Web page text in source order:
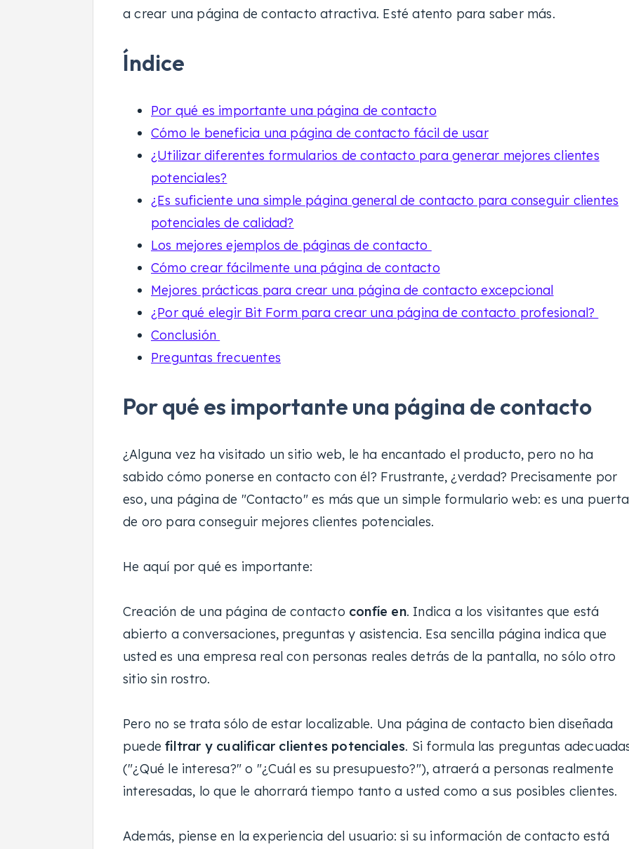
a crear una página de contacto atractiva. Esté atento para saber más.
Índice
Por qué es importante una página de contacto
Cómo le beneficia una página de contacto fácil de usar
¿Utilizar diferentes formularios de contacto para generar mejores clientes
potenciales?
¿Es suficiente una simple página general de contacto para conseguir clientes
potenciales de calidad?
Los mejores ejemplos de páginas de contacto
Cómo crear fácilmente una página de contacto
Mejores prácticas para crear una página de contacto excepcional
¿Por qué elegir Bit Form para crear una página de contacto profesional?
Conclusión
Preguntas frecuentes
Por qué es importante una página de contacto
¿Alguna vez ha visitado un sitio web, le ha encantado el producto, pero no ha
sabido cómo ponerse en contacto con él? Frustrante, ¿verdad? Precisamente por
eso, una página de "Contacto" es más que un simple formulario web: es una puerta
de oro para conseguir mejores clientes potenciales.
He aquí por qué es importante:
Creación de una página de contacto confíe en. Indica a los visitantes que está
abierto a conversaciones, preguntas y asistencia. Esa sencilla página indica que
usted es una empresa real con personas reales detrás de la pantalla, no sólo otro
sitio sin rostro.
Pero no se trata sólo de estar localizable. Una página de contacto bien diseñada
puedefiltrar y cualificar clientes potenciales. Si formula las preguntas
("¿Qué le interesa?" o "¿Cuál es su presupuesto?"), atraerá a personas realmente
interesadas, lo que le ahorrará tiempo tanto a usted como a sus posibles clientes.
Además, piense en la experiencia del usuario: si su información de contacto está